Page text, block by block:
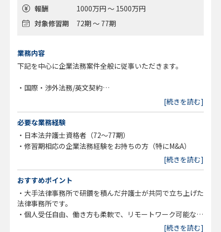
報酬
1000万円 ～ 1500万円
対象修習期
72期 ～ 77期
業務内容
下記を中心に企業法務案件全般に従事いただきます。
・国際・渉外法務/英文契約
・東南アジア進出支援
・IPO・ベンチャー支援
・知的財産・ブランド戦略
・企業間紛争/訴訟/経営支配権争い
・ファイナンス
・芸能/広告代理店/ＳＮＳトラブル
・美容・エステ企業法務
・不動産法務
・事業再生・事業清算
[続きを読む]
必要な業務経験
・日本法弁護士資格者（72～77期）
・修習期相応の企業法務経験をお持ちの方（特にM&A）
[続きを読む]
おすすめポイント
・大手法律事務所で研鑽を積んだ弁護士が共同で立ち上げた
法律事務所です。
・個人受任自由、働き方も柔軟で、リモートワーク可能な環
[続きを読む]